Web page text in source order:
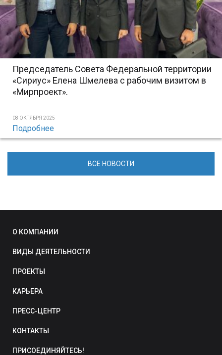
Председатель Совета Федеральной территории
«Сириус» Елена Шмелева с рабочим визитом в
«Мирпроект».
08 ОКТЯБРЯ 2025
Подробнее
ВСЕ НОВОСТИ
О КОМПАНИИ
ВИДЫ ДЕЯТЕЛЬНОСТИ
ПРОЕКТЫ
КАРЬЕРА
ПРЕСС-ЦЕНТР
КОНТАКТЫ
ПРИСОЕДИНЯЙТЕСЬ!